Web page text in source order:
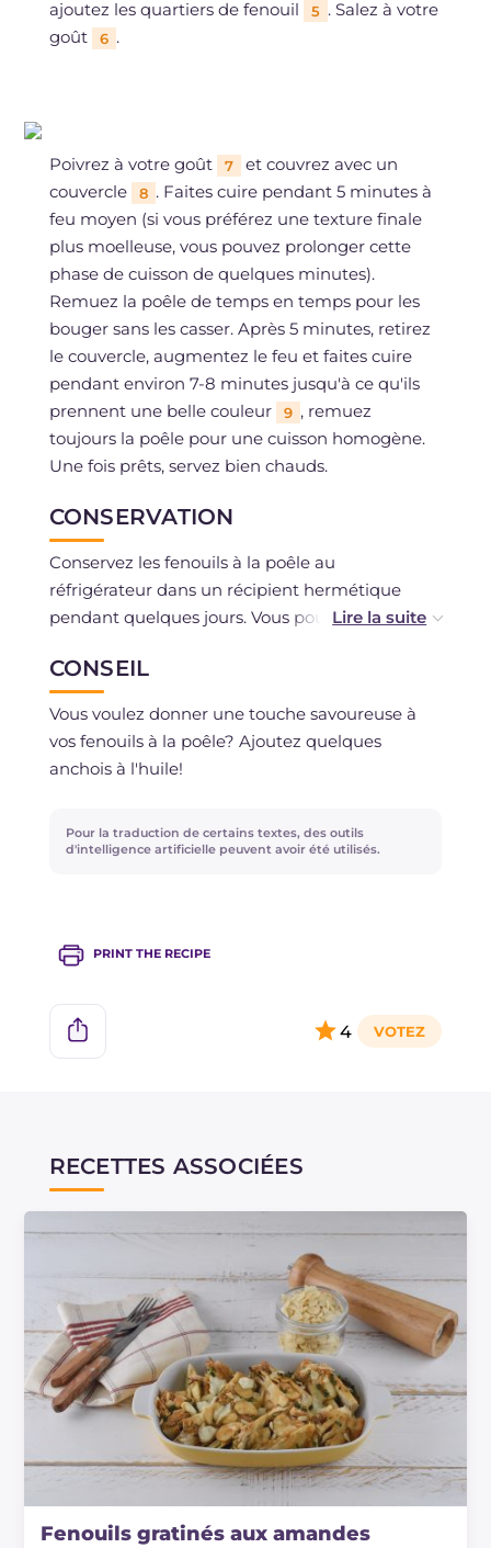
ajoutez les quartiers de fenouil 5 . Salez à votre
goût
6 .
Poivrez à votre goût 7
et couvrez avec un
couvercle
8 . Faites cuire pendant 5 minutes à
feu moyen (si vous préférez une texture finale
plus moelleuse, vous pouvez prolonger cette
phase de cuisson de quelques minutes).
Remuez la poêle de temps en temps pour les
bouger sans les casser. Après 5 minutes, retirez
le couvercle, augmentez le feu et faites cuire
pendant environ 7-8 minutes jusqu'à ce qu'ils
prennent une belle couleur
9 , remuez
toujours la poêle pour une cuisson homogène.
Une fois prêts, servez bien chauds.
CONSERVATION
Conservez les fenouils à la poêle au
réfrigérateur dans un récipient hermétique
pendant quelques jours. Vous pouvez les
CONSEIL
Vous voulez donner une touche savoureuse à
vos fenouils à la poêle? Ajoutez quelques
anchois à l'huile!
Pour la traduction de certains textes, des outils
d'intelligence artificielle peuvent avoir été utilisés.
PRINT THE RECIPE
4
RECETTES ASSOCIÉES
Fenouils gratinés aux amandes